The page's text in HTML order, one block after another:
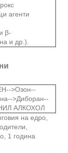
агенти
β-
и др.).
>Озон--
>Диборан--
АЛКОХОЛ
на едро,
1 година